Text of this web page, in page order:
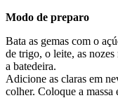
Modo de preparo
Bata as gemas com o
de trigo, o leite, as
a batedeira.
Adicione as claras em
colher. Coloque a massa